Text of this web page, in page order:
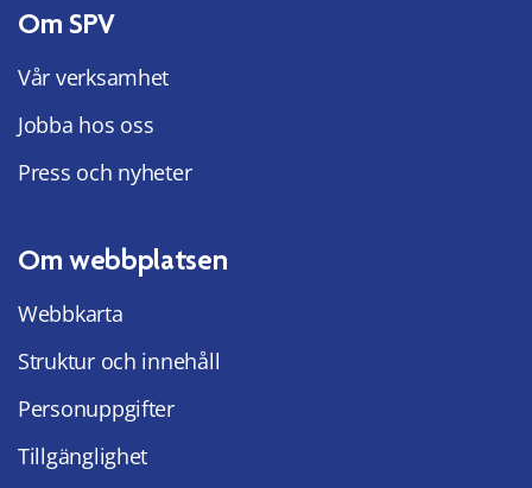
Om SPV
Vår verksamhet
Jobba hos oss
Press och nyheter
Om webbplatsen
Webbkarta
Struktur och innehåll
Personuppgifter
Tillgänglighet